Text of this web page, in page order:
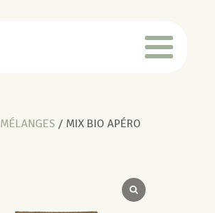
MÉLANGES / MIX BIO APÉRO